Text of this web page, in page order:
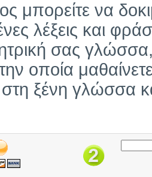
μπορείτε να
λέξεις και
σας
οποία
ξένη γλώσσα